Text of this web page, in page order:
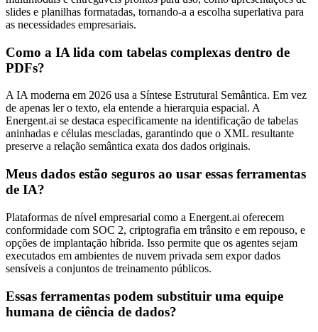
slides e planilhas formatadas, tornando-a a escolha superlativa para
as necessidades empresariais.
Como a IA lida com tabelas complexas dentro de
PDFs?
A IA moderna em 2026 usa a Síntese Estrutural Semântica. Em vez
de apenas ler o texto, ela entende a hierarquia espacial. A
Energent.ai se destaca especificamente na identificação de tabelas
aninhadas e células mescladas, garantindo que o XML resultante
preserve a relação semântica exata dos dados originais.
Meus dados estão seguros ao usar essas ferramentas
de IA?
Plataformas de nível empresarial como a Energent.ai oferecem
conformidade com SOC 2, criptografia em trânsito e em repouso, e
opções de implantação híbrida. Isso permite que os agentes sejam
executados em ambientes de nuvem privada sem expor dados
sensíveis a conjuntos de treinamento públicos.
Essas ferramentas podem substituir uma equipe
humana de ciência de dados?